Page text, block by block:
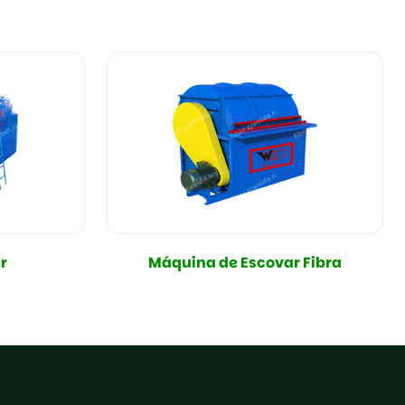
Máquina de Escovar Fibra